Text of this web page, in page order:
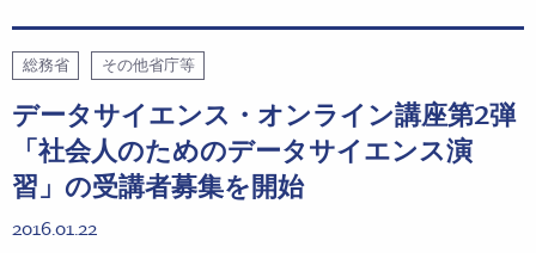
総務省 その他省庁等
データサイエンス・オンライン講座第2弾
「社会人のためのデータサイエンス演
習」の受講者募集を開始
2016.01.22